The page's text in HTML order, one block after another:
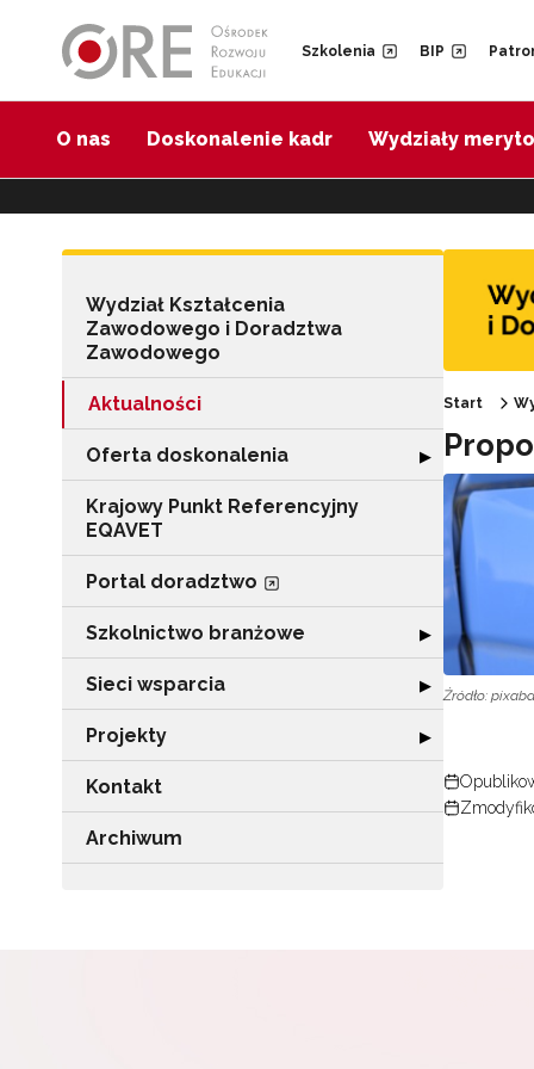
Szkolenia BIP
O nas Doskonalenie kadr Wydziały
Wydział Kształcenia
Zawodowego i Doradztwa
Zawodowego
Aktualności
Oferta doskonalenia Rozwiń sekcję
▶
Krajowy Punkt Referencyjny
EQAVET
Portal doradztwo
Szkolnictwo branżowe Rozwiń sekcję
▶
Sieci wsparcia Rozwiń sekcję
▶
Projekty Rozwiń sekcję
▶
Kontakt
Archiwum
Start
Źródło: